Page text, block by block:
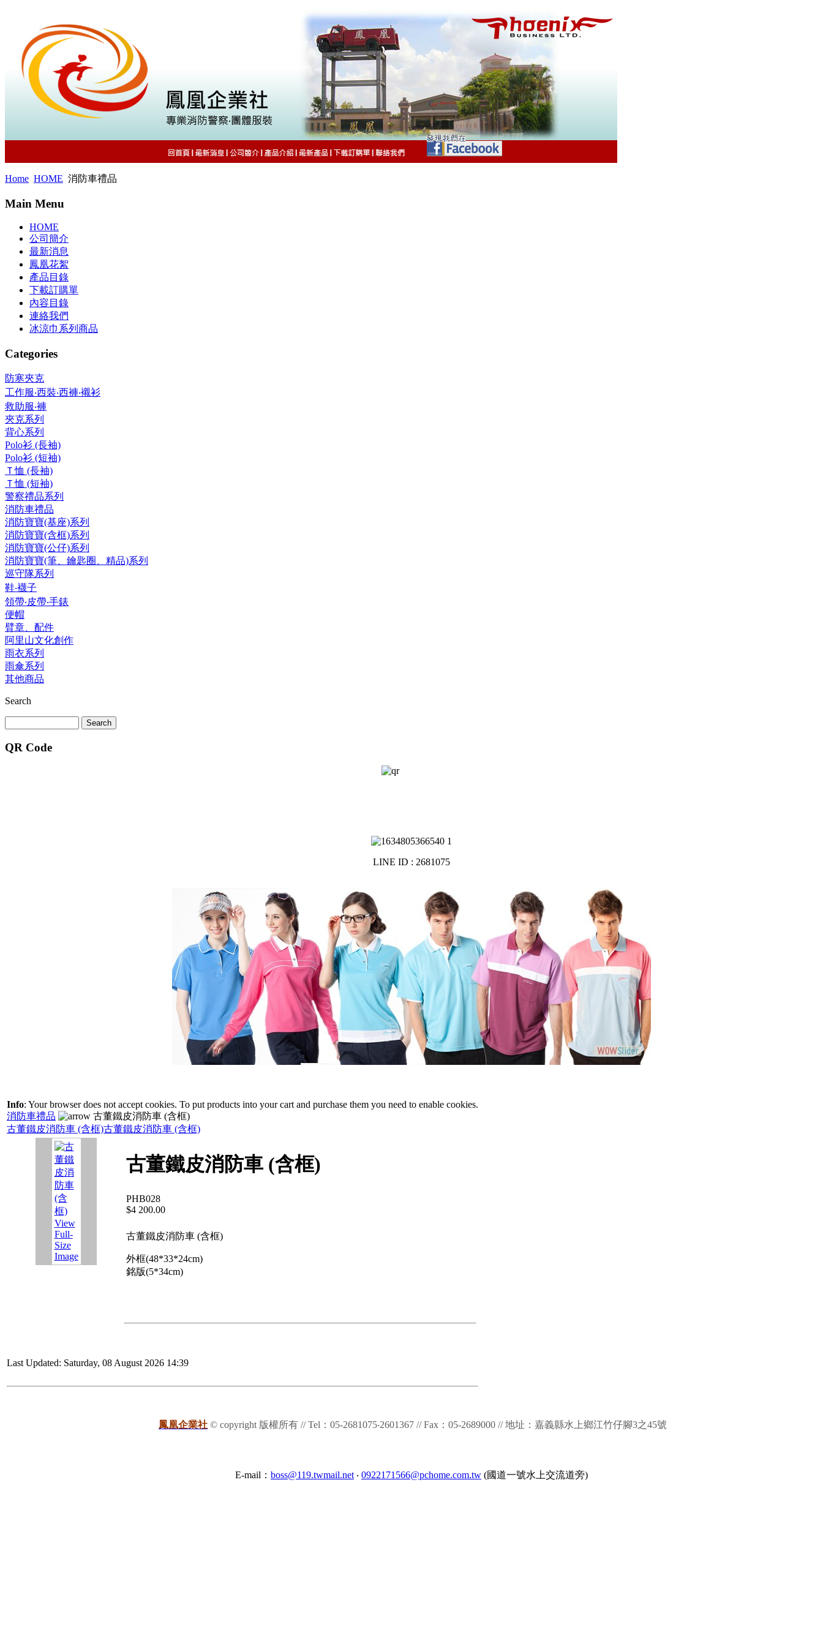
Home HOME 消防車禮品
Main Menu
HOME
公司簡介
最新消息
鳳凰花絮
產品目錄
下載訂購單
內容目錄
連絡我們
冰涼巾系列商品
Categories
防寒夾克
工作服‧西裝‧西褲‧襯衫
救助服‧褲
夾克系列
背心系列
Polo衫 (長袖)
Polo衫 (短袖)
Ｔ恤 (長袖)
Ｔ恤 (短袖)
警察禮品系列
消防車禮品
消防寶寶(基座)系列
消防寶寶(含框)系列
消防寶寶(公仔)系列
消防寶寶(筆、鑰匙圈、精品)系列
巡守隊系列
鞋‧襪子
領帶‧皮帶‧手錶
便帽
臂章、配件
阿里山文化創作
雨衣系列
雨傘系列
其他商品
Search
QR Code
LINE ID : 2681075
Info: Your browser does not accept cookies. To put products into your cart and purchase them you need to enable cookies.
消防車禮品
古董鐵皮消防車 (含框)
古董鐵皮消防車 (含框)古董鐵皮消防車 (含框)
View
Full-
Size
Image
古董鐵皮消防車 (含框)
PHB028
$4 200.00
古董鐵皮消防車 (含框)
外框(48*33*24cm)
銘版(5*34cm)
Last Updated: Saturday, 08 August 2026 14:39
鳳凰企業社 © copyright 版權所有 // Tel：05-2681075‧2601367 // Fax：05-2689000 // 地址：嘉義縣水上鄉江竹仔腳3之45號
E-mail： boss@119.twmail.net ‧ 0922171566@pchome.com.tw (國道一號水上交流道旁)